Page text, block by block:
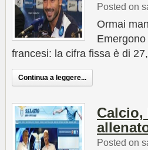
Posted on
Ormai
francesi: la cifra fissa è di
Continua a leggere...
Calcio,
Posted on